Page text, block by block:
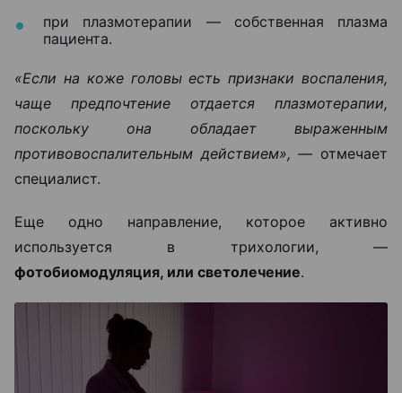
при плазмотерапии — собственная плазма
пациента.
«Если на коже головы есть признаки воспаления,
чаще предпочтение отдается плазмотерапии,
поскольку она обладает выраженным
противовоспалительным действием», — отмечает
специалист.
Еще одно направление, которое активно
используется в трихологии, —
фотобиомодуляция, или светолечение.